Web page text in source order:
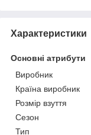
Характеристики
Основні атрибути
Виробник
Країна виробник
Розмір взуття
Сезон
Тип